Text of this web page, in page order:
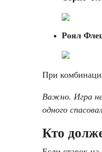
Роял
При
Важно. Игра не
одного
Кто